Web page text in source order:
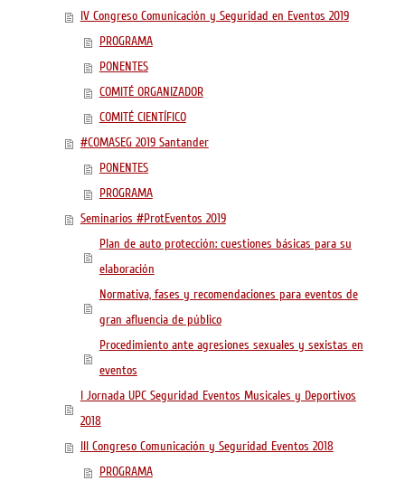
IV Congreso Comunicación y Seguridad en Eventos 2019
PROGRAMA
PONENTES
COMITÉ ORGANIZADOR
COMITÉ CIENTÍFICO
#COMASEG 2019 Santander
PONENTES
PROGRAMA
Seminarios #ProtEventos 2019
Plan de auto protección: cuestiones básicas para su
elaboración
Normativa, fases y recomendaciones para eventos de
gran afluencia de público
Procedimiento ante agresiones sexuales y sexistas en
eventos
I Jornada UPC Seguridad Eventos Musicales y Deportivos
2018
III Congreso Comunicación y Seguridad Eventos 2018
PROGRAMA